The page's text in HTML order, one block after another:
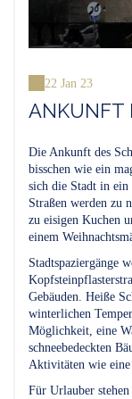
22 Jan 23
ANKUNFT
Die Ankunft des
bisschen wie ein
sich die Stadt in ein
Straßen werden zu
zu eisigen Kuchen
einem
Stadtspaziergänge
Gebäuden. Heiße
winterlichen
Möglichkeit, eine
schneebedeckten
Aktivitäten wie
Für Urlauber